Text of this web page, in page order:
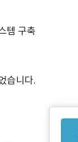
템 구축
습니다.